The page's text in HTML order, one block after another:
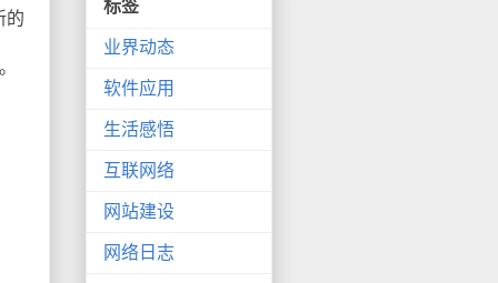
的
标签
业界动态
软件应用
生活感悟
互联网络
网站建设
网络日志